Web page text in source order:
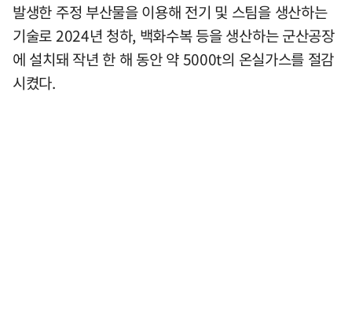
발생한 주정 부산물을 이용해 전기 및 스팀을 생산하는
기술로 2024년 청하, 백화수복 등을 생산하는 군산공장
에 설치돼 작년 한 해 동안 약 5000t의 온실가스를 절감
시켰다.